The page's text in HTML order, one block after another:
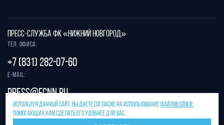
Защита от спама reCAPTCHA.
Конфиденциальностьиусловия использования
ПРЕСС-СЛУЖБА ФК «НИЖНИЙ НОВГОРОД»
Тел. офиса:
+7 (831) 282-07-60
E-mail:
press@fcnn.ru
ИСПОЛЬЗУЯ ДАННЫЙ САЙТ, ВЫ ДАЕТЕ СОГЛАСИЕ НА ИСПОЛЬЗОВАНИЕФАЙЛОВ COOKIE,
ПОМОГАЮЩИХ НАМ СДЕЛАТЬ ЕГО УДОБНЕЕ ДЛЯ ВАС.